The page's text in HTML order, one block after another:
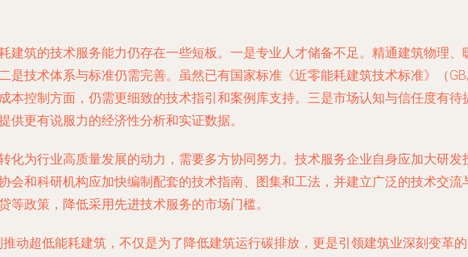
建筑的技术服务能力仍存在一些短板。一是专业人才储备不足。精通建筑物理
是技术体系与标准仍需完善。虽然已有国家标准《近零能耗建筑技术标准》（
本控制方面，仍需更细致的技术指引和案例库支持。三是市场认知与信任度有
更有说服力的经济性分析和实证数据。
化为行业高质量发展的动力，需要多方协同努力。技术服务企业自身应加大研
会和科研机构应加快编制配套的技术指南、图集和工法，并建立广泛的技术交
政策，降低采用先进技术服务的市场门槛。
推动超低能耗建筑，不仅是为了降低建筑运行碳排放，更是引领建筑业深刻变革